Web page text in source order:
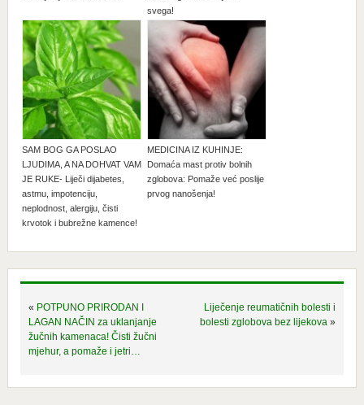
svega!
SAM BOG GA POSLAO
LJUDIMA, A NA DOHVAT VAM
JE RUKE- Liječi dijabetes,
astmu, impotenciju,
neplodnost, alergiju, čisti
krvotok i bubrežne kamence!
MEDICINA IZ KUHINJE:
Domaća mast protiv bolnih
zglobova: Pomaže već poslije
prvog nanošenja!
« POTPUNO PRIRODAN I
LAGAN NAČIN za uklanjanje
žučnih kamenaca! Čisti žučni
mjehur, a pomaže i jetri…
Liječenje reumatičnih bolesti i
bolesti zglobova bez lijekova »